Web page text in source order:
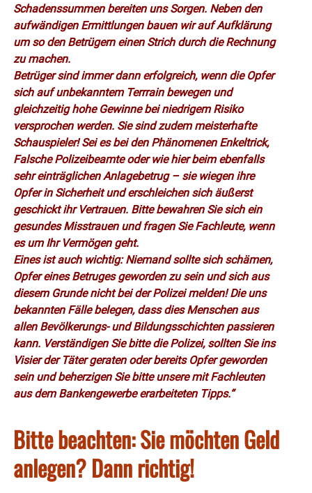
Schadenssummen bereiten uns Sorgen. Neben den
aufwändigen Ermittlungen bauen wir auf Aufklärung
um so den Betrügern einen Strich durch die Rechnung
zu machen.
Betrüger sind immer dann erfolgreich, wenn die Opfer
sich auf unbekanntem Terrrain bewegen und
gleichzeitig hohe Gewinne bei niedrigem Risiko
versprochen werden. Sie sind zudem meisterhafte
Schauspieler! Sei es bei den Phänomenen Enkeltrick,
Falsche Polizeibeamte oder wie hier beim ebenfalls
sehr einträglichen Anlagebetrug – sie wiegen ihre
Opfer in Sicherheit und erschleichen sich äußerst
geschickt ihr Vertrauen. Bitte bewahren Sie sich ein
gesundes Misstrauen und fragen Sie Fachleute, wenn
es um Ihr Vermögen geht.
Eines ist auch wichtig: Niemand sollte sich schämen,
Opfer eines Betruges geworden zu sein und sich aus
diesem Grunde nicht bei der Polizei melden! Die uns
bekannten Fälle belegen, dass dies Menschen aus
allen Bevölkerungs- und Bildungsschichten passieren
kann. Verständigen Sie bitte die Polizei, sollten Sie ins
Visier der Täter geraten oder bereits Opfer geworden
sein und beherzigen Sie bitte unsere mit Fachleuten
aus dem Bankengewerbe erarbeiteten Tipps.“
Bitte beachten: Sie möchten Geld
anlegen? Dann richtig!